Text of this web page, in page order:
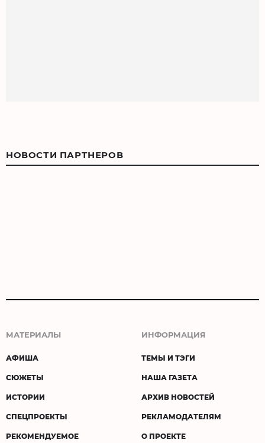
НОВОСТИ ПАРТНЕРОВ
МАТЕРИАЛЫ
АФИША
СЮЖЕТЫ
ИСТОРИИ
СПЕЦПРОЕКТЫ
РЕКОМЕНДУЕМОЕ
ИНФОРМАЦИЯ
ТЕМЫ И ТЭГИ
НАША ГАЗЕТА
АРХИВ НОВОСТЕЙ
РЕКЛАМОДАТЕЛЯМ
О ПРОЕКТЕ